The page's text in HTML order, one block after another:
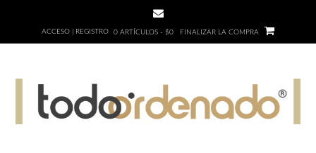
ACCESO | REGISTRO 0 ARTÍCULOS - $0 FINALIZAR LA COMPRA